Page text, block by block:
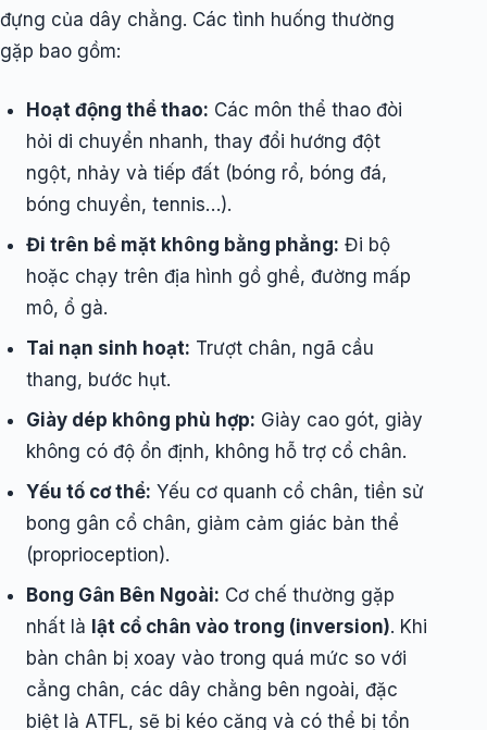
đựng của dây chằng. Các tình huống thường
gặp bao gồm:
Hoạt động thể thao: Các môn thể thao đòi
hỏi di chuyển nhanh, thay đổi hướng đột
ngột, nhảy và tiếp đất (bóng rổ, bóng đá,
bóng chuyền, tennis…).
Đi trên bề mặt không bằng phẳng: Đi bộ
hoặc chạy trên địa hình gồ ghề, đường mấp
mô, ổ gà.
Tai nạn sinh hoạt: Trượt chân, ngã cầu
thang, bước hụt.
Giày dép không phù hợp: Giày cao gót, giày
không có độ ổn định, không hỗ trợ cổ chân.
Yếu tố cơ thể: Yếu cơ quanh cổ chân, tiền sử
bong gân cổ chân, giảm cảm giác bản thể
(proprioception).
Bong Gân Bên Ngoài: Cơ chế thường gặp
nhất là lật cổ chân vào trong (inversion). Khi
bàn chân bị xoay vào trong quá mức so với
cẳng chân, các dây chằng bên ngoài, đặc
biệt là ATFL, sẽ bị kéo căng và có thể bị tổn